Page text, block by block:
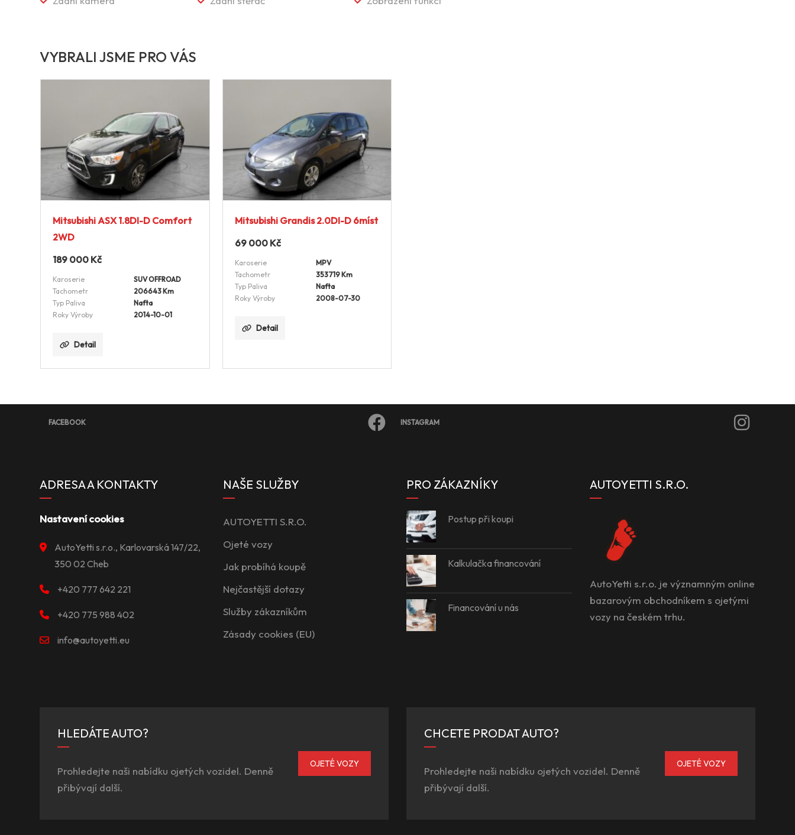
VYBRALI JSME PRO VÁS
Mitsubishi ASX 1.8DI-D Comfort
2WD
189 000 Kč
Karoserie
SUV OFFROAD
Tachometr
206643 Km
Typ Paliva
Nafta
Roky Výroby
2014-10-01
Detail
Mitsubishi Grandis 2.0DI-D 6míst
69 000 Kč
Karoserie
MPV
Tachometr
353719 Km
Typ Paliva
Nafta
Roky Výroby
2008-07-30
Detail
FACEBOOK INSTAGRAM
ADRESA A KONTAKTY
Nastavení cookies
AutoYetti s.r.o., Karlovarská 147/22,
350 02 Cheb
+420 777 642 221
+420 775 988 402
info@autoyetti.eu
NAŠE SLUŽBY
AUTOYETTI S.R.O.
Ojeté vozy
Jak probíhá koupě
Nejčastější dotazy
Služby zákazníkům
Zásady cookies (EU)
PRO ZÁKAZNÍKY
Postup při koupi
Kalkulačka financování
Financování u nás
AUTOYETTI S.R.O.
AutoYetti s.r.o. je významným online
bazarovým obchodníkem s ojetými
vozy na českém trhu.
HLEDÁTE AUTO?
Prohledejte naši nabídku ojetých vozidel. Denně
přibývají další.
OJETÉ VOZY
CHCETE PRODAT AUTO?
Prohledejte naši nabídku ojetých vozidel. Denně
přibývají další.
OJETÉ VOZY